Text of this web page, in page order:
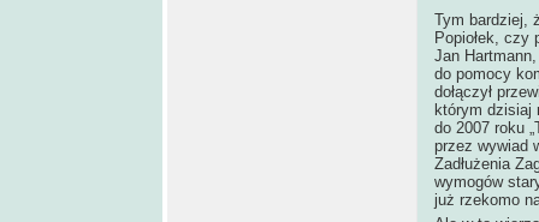
Tym bardziej,
Popiołek, czy
Jan
do pomocy
dołączył
którym dzisiaj
do 2007 roku
przez wywiad
Zadłużenia
wymogów
już rzekomo